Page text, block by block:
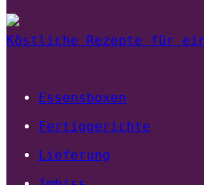
Köstliche Rezepte für
Essensboxen
Fertiggerichte
Lieferung